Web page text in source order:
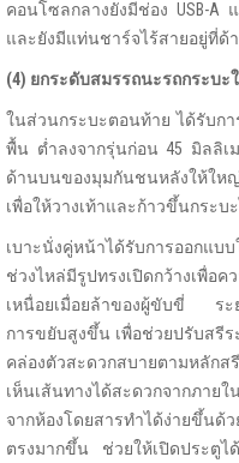
คอนโซลกลางยังมีช่อง USB-A
และยังมีแท่นชาร์จไร้สายอยู่ที่ด้
(4) ยกระดับสมรรถนะรถกระบะ
ในส่วนกระบะตอนท้าย ได้รับก
พื้น ต่ำลงจากรุ่นก่อน 45 มิลลิเ
ด้านบนของมุมกันชนหลังให้ใ
เพื่อให้วางเท้าและก้าวขึ้นกระ
เบาะนั่งคู่หน้าได้รับการออกแ
ช่วงไหล่มีรูปทรงเปิดกว้างเพื่
เหนื่อยเมื่อยล้าของผู้ขับขี่ ระย
การขยับสูงขึ้น เพื่อช่วยปรับสรี
คล่องตัวสะดวกสบายตามหลัก
เห็นเส้นทางได้สะดวกจากภาย
จากห้องโดยสารทำได้ง่ายขึ้นด้
ตรงมากขึ้น ช่วยให้เปิดประตู